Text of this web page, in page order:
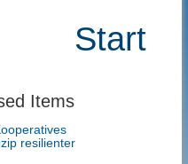
Start
Items
resilienter